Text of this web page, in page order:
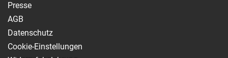
Presse
AGB
Datenschutz
Cookie-Einstellungen